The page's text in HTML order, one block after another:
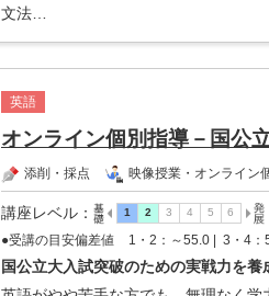
文法…
英語
オンライン個別指導－国公
添削・採点 映像授業・オンライン
講座レベル ：
●受講の目安偏差値 1・2：～55.0 | 3・4：
国公立大入試突破のための実戦力を養